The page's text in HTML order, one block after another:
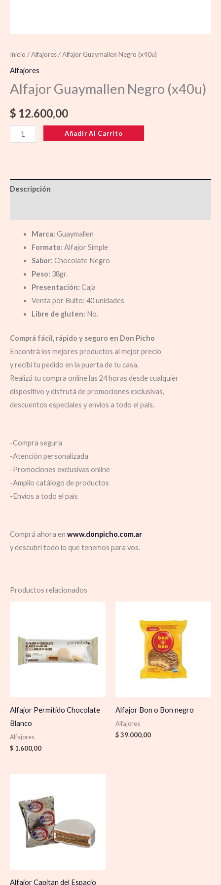
Inicio /Alfajores/ Alfajor Guaymallen Negro (x40u)
Alfajores
Alfajor Guaymallen Negro (x40u)
$ 12.600,00
Añadir Al Carrito
Descripción
Marca: Guaymallen
Formato: Alfajor Simple
Sabor: Chocolate Negro
Peso: 38gr.
Presentación: Caja
Venta por Bulto: 40 unidades
Libre de gluten: No.
Comprá fácil, rápido y seguro en Don Picho
Encontrá los mejores productos al mejor precio
y recibí tu pedido en la puerta de tu casa.
Realizá tu compra online las 24 horas desde cualquier
dispositivo y disfrutá de promociones exclusivas,
descuentos especiales y envíos a todo el país.
-Compra segura
-Atención personalizada
-Promociones exclusivas online
-Amplio catálogo de productos
-Envíos a todo el pais
Comprá ahora en www.donpicho.com.ar
y descubrí todo lo que tenemos para vos.
Productos relacionados
Alfajor Permitido Chocolate
Blanco
Alfajores
$ 1.600,00
Alfajor Bon o Bon negro
Alfajores
$39.000,00
Alfajor Capitan del Espacio